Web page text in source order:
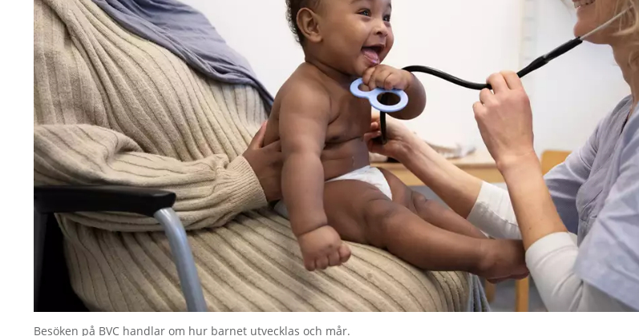
Besöken på BVC handlar om hur barnet utvecklas och mår.